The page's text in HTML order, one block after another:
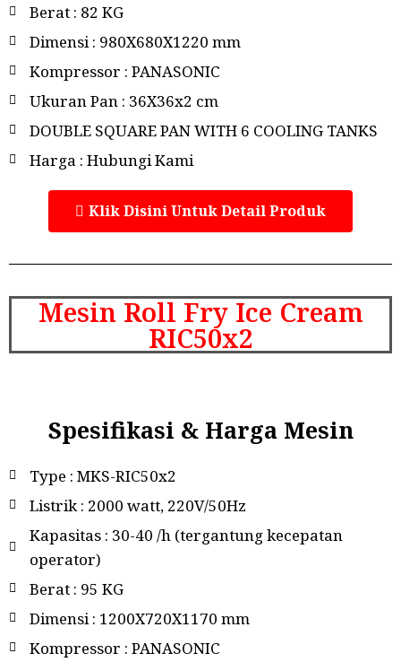
Berat : 82 KG
Dimensi : 980X680X1220 mm
Kompressor : PANASONIC
Ukuran Pan : 36X36x2 cm
DOUBLE SQUARE PAN WITH 6 COOLING TANKS
Harga : Hubungi Kami
Klik Disini Untuk Detail Produk
Mesin Roll Fry Ice Cream
RIC50x2
Spesifikasi & Harga Mesin
Type : MKS-RIC50x2
Listrik : 2000 watt, 220V/50Hz
Kapasitas : 30-40 /h (tergantung kecepatan
operator)
Berat : 95 KG
Dimensi : 1200X720X1170 mm
Kompressor : PANASONIC